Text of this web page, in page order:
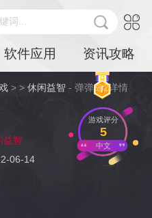
词...
软件应用 资讯攻略
> >休闲益智 - 弹弹岛2详情
益智
06-14
游戏评分
5
中文